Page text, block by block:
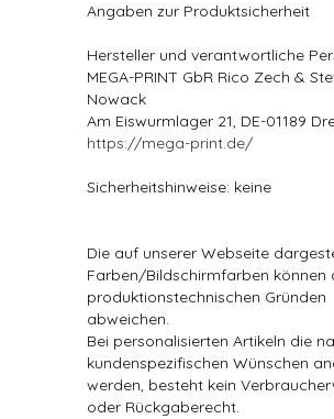
Angaben zur Produktsicherheit
Hersteller und verantwortliche
MEGA-PRINT GbR Rico Zech &
Nowack
Am Eiswurmlager 21, DE-01189
https://mega-print.de/
Sicherheitshinweise: keine
Die auf unserer Webseite
Farben/Bildschirmfarben können
produktionstechnischen Gründen
abweichen.
Bei personalisierten Artikeln die
kundenspezifischen Wünschen
werden, besteht kein
oder Rückgaberecht.